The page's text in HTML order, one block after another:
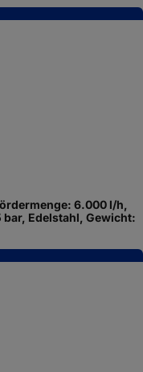
6.000 l/h,
Edelstahl, Gewicht: